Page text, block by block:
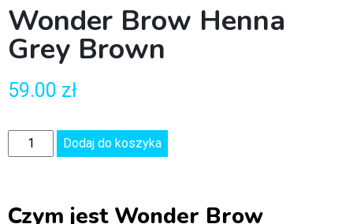
Wonder Brow Henna
Grey Brown
59.00 zł
Dodaj do koszyka
Czym jest Wonder Brow